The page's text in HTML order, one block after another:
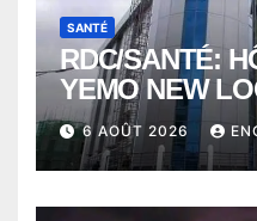
SANTÉ
RDC/SANTÉ:
YEMO NEW
PERD LE
6 AOÛT 2026